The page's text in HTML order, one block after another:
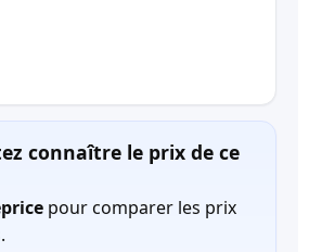
connaître le prix de ce
pour comparer les prix